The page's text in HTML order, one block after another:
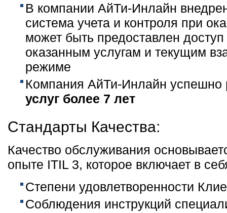
В компании АйТи-Инлайн
система учета и контроля при
может быть предоставлен доступ
оказанным услугам и текущим
режиме
Компания АйТи-Инлайн успешно
услуг более 7 лет
Стандарты Качества:
Качество обслуживания
опыте ITIL 3, которое включает в
Степени удовлетворенности
Соблюдения инструкций